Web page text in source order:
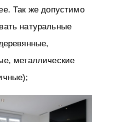
Так же допустимо
натуральные
металлические